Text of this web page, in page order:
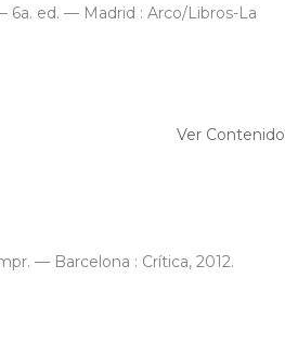
6a. ed. — Madrid : Arco/Libros-La
Ver Contenido
— Barcelona : Crítica, 2012.